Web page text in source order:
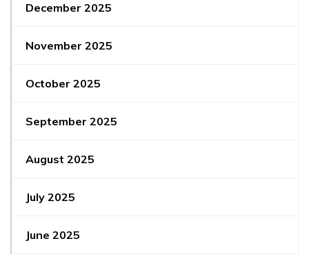
December 2025
November 2025
October 2025
September 2025
August 2025
July 2025
June 2025